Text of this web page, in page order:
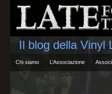
Il blog della Vinyl
Chi siamo L’Associazione